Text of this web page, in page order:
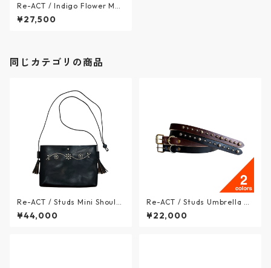
Re-ACT / Indigo Flower Mon
ey Clip Wallet - 藍染レザー
(フラワー) マネークリップウ
¥27,500
同じカテゴリの商品
Re-ACT / Studs Mini Should
er Bag - スタッズ ミニショル
ダー バッグ クロムエクセルレ
¥44,000
Re-ACT / Studs Umbrella Na
rrow Long Belt - スタッズ ア
ンブレラ ナロー レザーロング
¥22,000